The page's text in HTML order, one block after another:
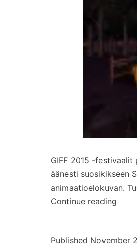
GIFF 2015 -
äänesti suosikikseen
animaatioelokuvan.
Continue reading
Published November